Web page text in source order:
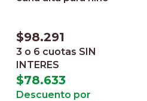
$98.291
3 o 6 cuotas SIN
INTERES
$78.633
Descuento por